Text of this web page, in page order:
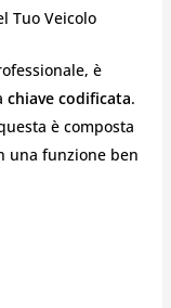
Tuo Veicolo
è
chiave codificata.
è composta
una funzione ben